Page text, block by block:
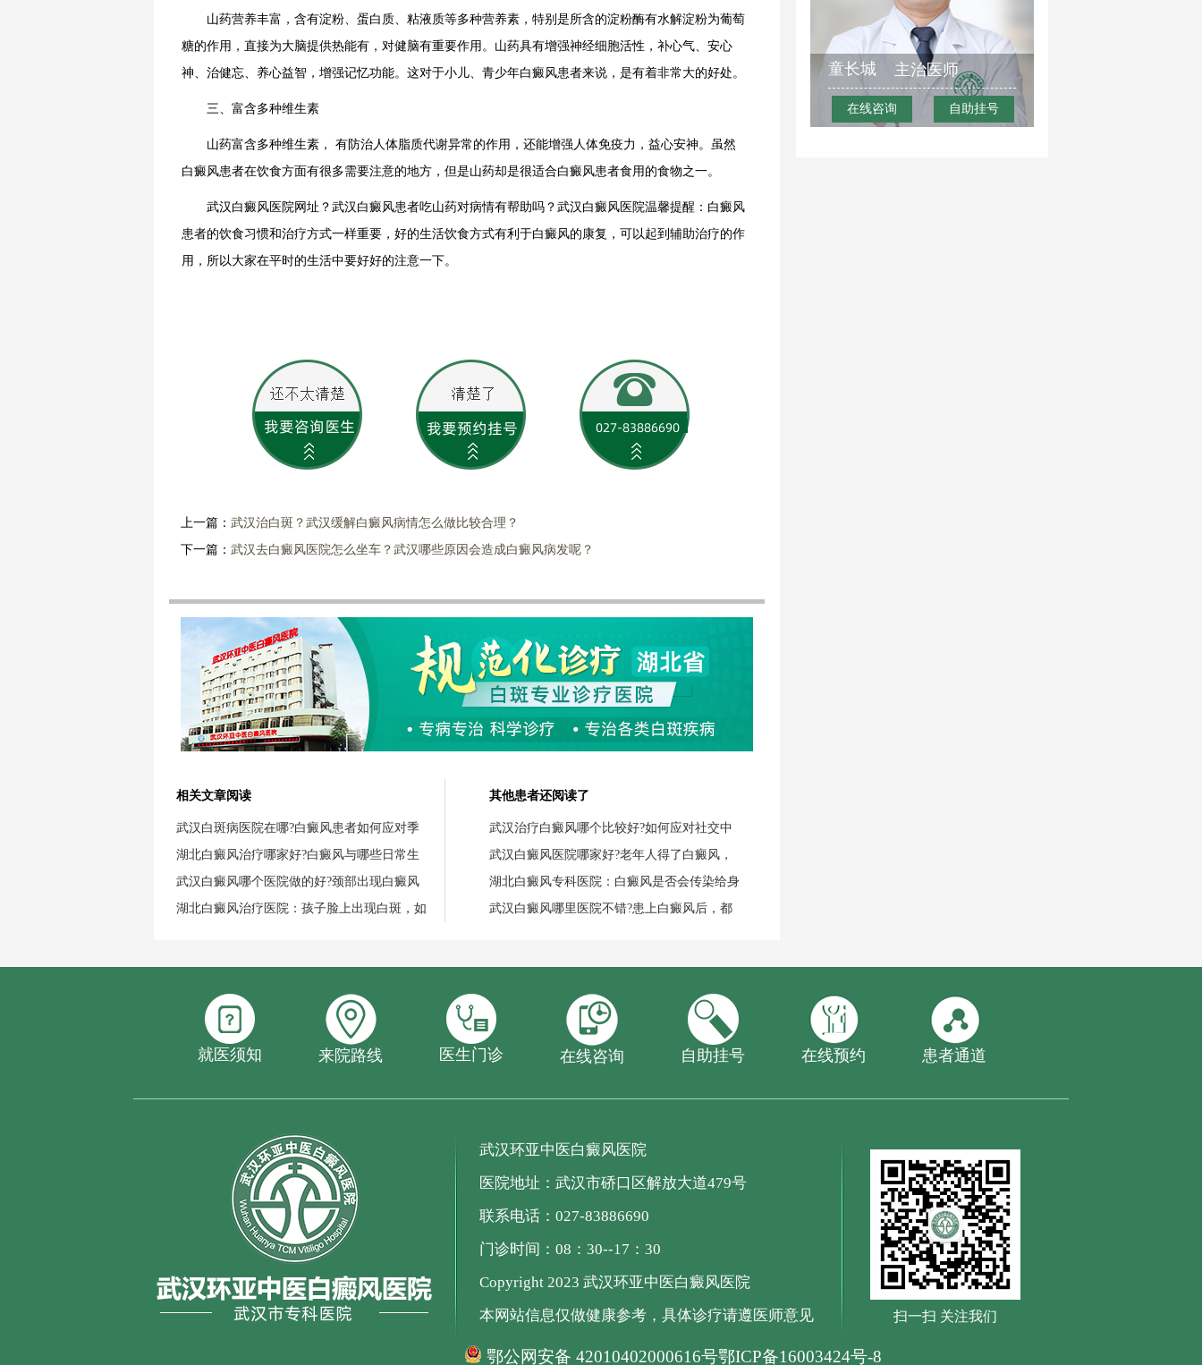
山药营养丰富，含有淀粉、蛋白质、粘液质等多种营养素，特别是所含的淀粉酶有水解淀粉为葡萄
糖的作用，直接为大脑提供热能有，对健脑有重要作用。山药具有增强神经细胞活性，补心气、安心
神、治健忘、养心益智，增强记忆功能。这对于小儿、青少年白癜风患者来说，是有着非常大的好处。
三、富含多种维生素
山药富含多种维生素， 有防治人体脂质代谢异常的作用，还能增强人体免疫力，益心安神。虽然
白癜风患者在饮食方面有很多需要注意的地方，但是山药却是很适合白癜风患者食用的食物之一。
武汉白癜风医院网址？武汉白癜风患者吃山药对病情有帮助吗？武汉白癜风医院温馨提醒：白癜风
患者的饮食习惯和治疗方式一样重要，好的生活饮食方式有利于白癜风的康复，可以起到辅助治疗的作
用，所以大家在平时的生活中要好好的注意一下。
上一篇： 武汉治白斑？武汉缓解白癜风病情怎么做比较合理？
下一篇： 武汉去白癜风医院怎么坐车？武汉哪些原因会造成白癜风病发呢？
相关文章阅读
武汉白斑病医院在哪?白癜风患者如何应对季
湖北白癜风治疗哪家好?白癜风与哪些日常生
武汉白癜风哪个医院做的好?颈部出现白癜风
湖北白癜风治疗医院：孩子脸上出现白斑，如
其他患者还阅读了
武汉治疗白癜风哪个比较好?如何应对社交中
武汉白癜风医院哪家好?老年人得了白癜风，
湖北白癜风专科医院：白癜风是否会传染给身
武汉白癜风哪里医院不错?患上白癜风后，都
童长城 主治医师
在线咨询 自助挂号
就医须知 来院路线 医生门诊 在线咨询 自助挂号 在线预约 患者通道
武汉环亚中医白癜风医院
医院地址：武汉市硚口区解放大道479号
联系电话：027-83886690
门诊时间：08：30--17：30
Copyright 2023 武汉环亚中医白癜风医院
本网站信息仅做健康参考，具体诊疗请遵医师意见
扫一扫 关注我们
鄂公网安备 42010402000616号鄂ICP备16003424号-8